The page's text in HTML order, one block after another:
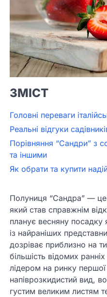
ЗМІСТ
Головні переваги
Реальні відгуки
Порівняння “Сандри” з
та іншими
Як обрати та купити
Полуниця “Сандра” — це
який став справжнім
планує весняну посадку
із найраніших
дозріває приблизно на
більшість відомих
лідером на ринку
напіврозкидистий вид,
густим великим листям